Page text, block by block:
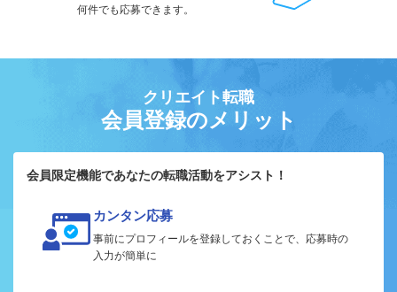
何件でも応募できます。
クリエイト転職
会員登録のメリット
会員限定機能であなたの転職活動をアシスト！
カンタン応募
事前にプロフィールを登録しておくことで、応募時の
入力が簡単に